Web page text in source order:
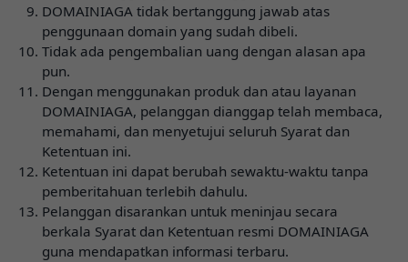
DOMAINIAGA tidak bertanggung jawab atas
penggunaan domain yang sudah dibeli.
Tidak ada pengembalian uang dengan alasan apa
pun.
Dengan menggunakan produk dan atau layanan
DOMAINIAGA, pelanggan dianggap telah membaca,
memahami, dan menyetujui seluruh Syarat dan
Ketentuan ini.
Ketentuan ini dapat berubah sewaktu-waktu tanpa
pemberitahuan terlebih dahulu.
Pelanggan disarankan untuk meninjau secara
berkala Syarat dan Ketentuan resmi DOMAINIAGA
guna mendapatkan informasi terbaru.